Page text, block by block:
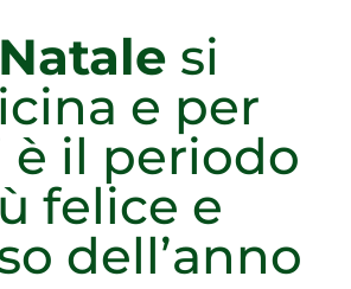
si
e per
il periodo
felice e
dell’anno